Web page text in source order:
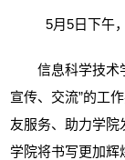
5月5日下午，
信息科学技术
宣传、交流”的工
友服务、助力学院
学院将书写更加辉